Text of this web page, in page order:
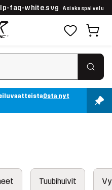
Asiakaspalvelu
Osta nyt
Tuubihuivit